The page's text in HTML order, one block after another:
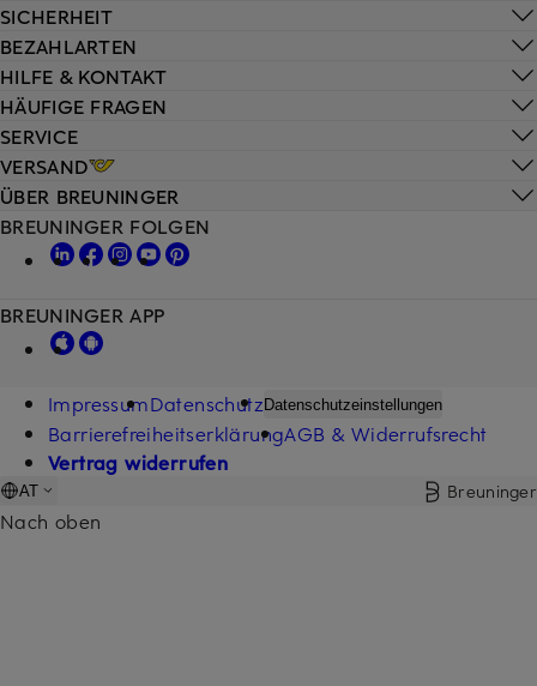
HILFE & KONTAKT
HÄUFIGE FRAGEN
SERVICE
VERSAND
SICHERHEIT
BEZAHLARTEN
ÜBER BREUNINGER
BREUNINGER FOLGEN
BREUNINGER APP
ImpressumDatenschutzDatenschutzeinstellungen
BarrierefreiheitserklärungAGB & Widerrufsrecht
Vertrag widerrufen
AT Breuninger
Nach oben